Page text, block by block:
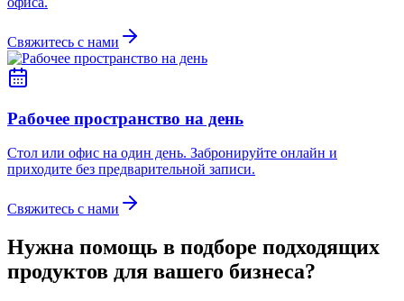
Свяжитесь с нами
Рабочее пространство на день
Стол или офис на один день. Забронируйте онлайн и
приходите без предварительной записи.
Свяжитесь с нами
Нужна помощь в подборе подходящих
продуктов для вашего бизнеса?